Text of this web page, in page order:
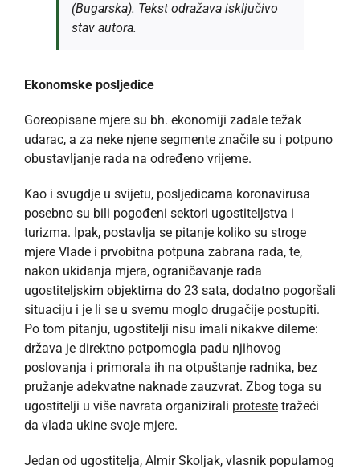
(Bugarska). Tekst odražava isključivo
stav autora.
Ekonomske posljedice
Goreopisane mjere su bh. ekonomiji zadale težak
udarac, a za neke njene segmente značile su i potpuno
obustavljanje rada na određeno vrijeme.
Kao i svugdje u svijetu, posljedicama koronavirusa
posebno su bili pogođeni sektori ugostiteljstva i
turizma. Ipak, postavlja se pitanje koliko su stroge
mjere Vlade i prvobitna potpuna zabrana rada, te,
nakon ukidanja mjera, ograničavanje rada
ugostiteljskim objektima do 23 sata, dodatno pogoršali
situaciju i je li se u svemu moglo drugačije postupiti.
Po tom pitanju, ugostitelji nisu imali nikakve dileme:
država je direktno potpomogla padu njihovog
poslovanja i primorala ih na otpuštanje radnika, bez
pružanje adekvatne naknade zauzvrat. Zbog toga su
ugostitelji u više navrata organizirali proteste tražeći
da vlada ukine svoje mjere.
Jedan od ugostitelja, Almir Skoljak, vlasnik popularnog